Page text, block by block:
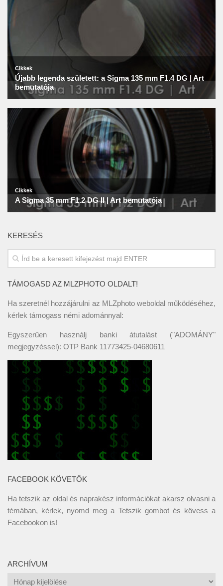
KERESÉS
TÁMOGASD AZ MLZPHOTO OLDALT!
Ha szeretnél hozzájárulni az MLZphoto weboldal működéséhez,
kérlek támogass némi adománnyal:
Egyszerűen használj banki átutalást ("ADOMÁNY"
megjegyzéssel): OTP Bank 11773425-04680611
FACEBOOK KÖVETŐK
Ha tetszik az oldal és naprakész információkat akarsz olvasni a
témában, kérlek, nyomd meg a Tetszik gombot és kövess a
Facebookon is!
ARCHÍVUM
Archívum